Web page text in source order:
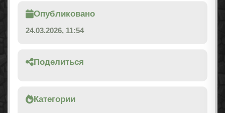
Опубликовано
24.03.2026, 11:54
Поделиться
Категории